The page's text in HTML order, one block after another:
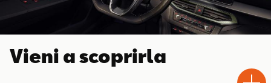
Vieni a scoprirla
Drive
Chiama